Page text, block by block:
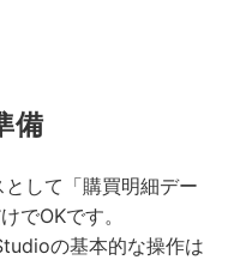
備
して「購買明細デー
でOKです。
の基本的な操作は